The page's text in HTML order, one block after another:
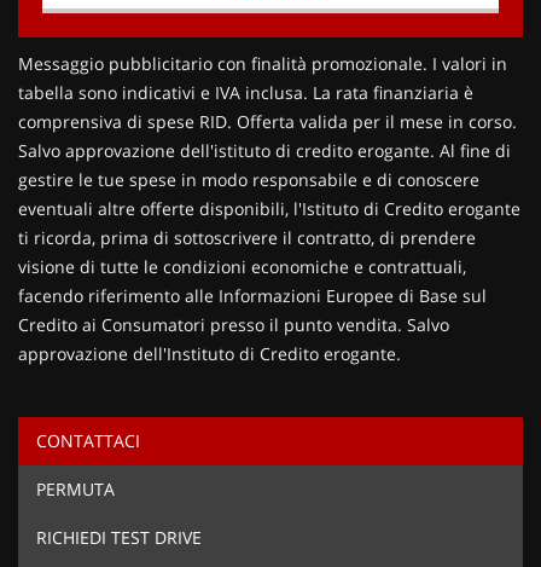
Contattaci
Ho letto e accettol'informativa privacy*
Acconsento al trattamento dei miei dati per finalità di
Messaggio pubblicitario con finalità promozionale. I valori in
tabella sono indicativi e IVA inclusa. La rata finanziaria è
comprensiva di spese RID. Offerta valida per il mese in corso.
Salvo approvazione dell'istituto di credito erogante. Al fine di
gestire le tue spese in modo responsabile e di conoscere
eventuali altre offerte disponibili, l'Istituto di Credito erogante
ti ricorda, prima di sottoscrivere il contratto, di prendere
visione di tutte le condizioni economiche e contrattuali,
facendo riferimento alle Informazioni Europee di Base sul
Credito ai Consumatori presso il punto vendita. Salvo
approvazione dell'Instituto di Credito erogante.
CONTATTACI
PERMUTA
RICHIEDI TEST DRIVE